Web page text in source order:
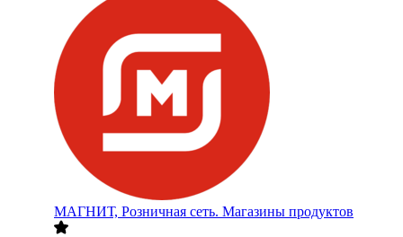
МАГНИТ, Розничная сеть. Магазины продуктов